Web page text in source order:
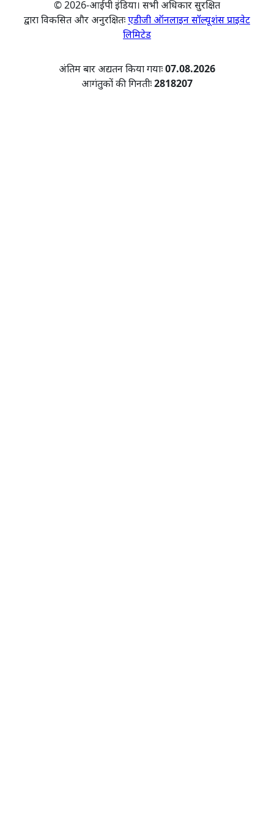
© 2026-आईपी इंडिया। सभी अधिकार सुरक्षित
द्वारा विकसित और अनुरक्षितःएडीजी ऑनलाइन सॉल्यूशंस प्राइवेट
लिमिटेड
अंतिम बार अद्यतन किया गयाः07.08.2026
आगंतुकों की गिनतीः2818207